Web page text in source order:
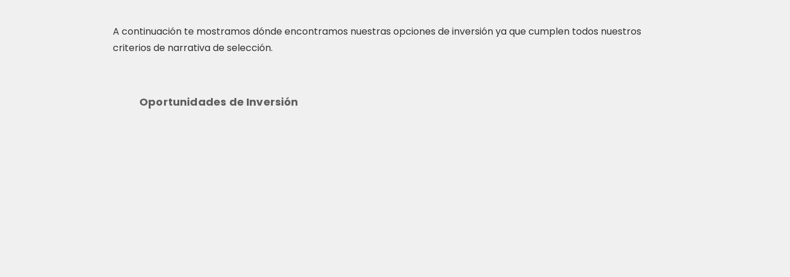
A continuación te mostramos dónde encontramos nuestras opciones de inversión ya que cumplen todos nuestros
criterios de narrativa de selección.
Oportunidades de Inversión